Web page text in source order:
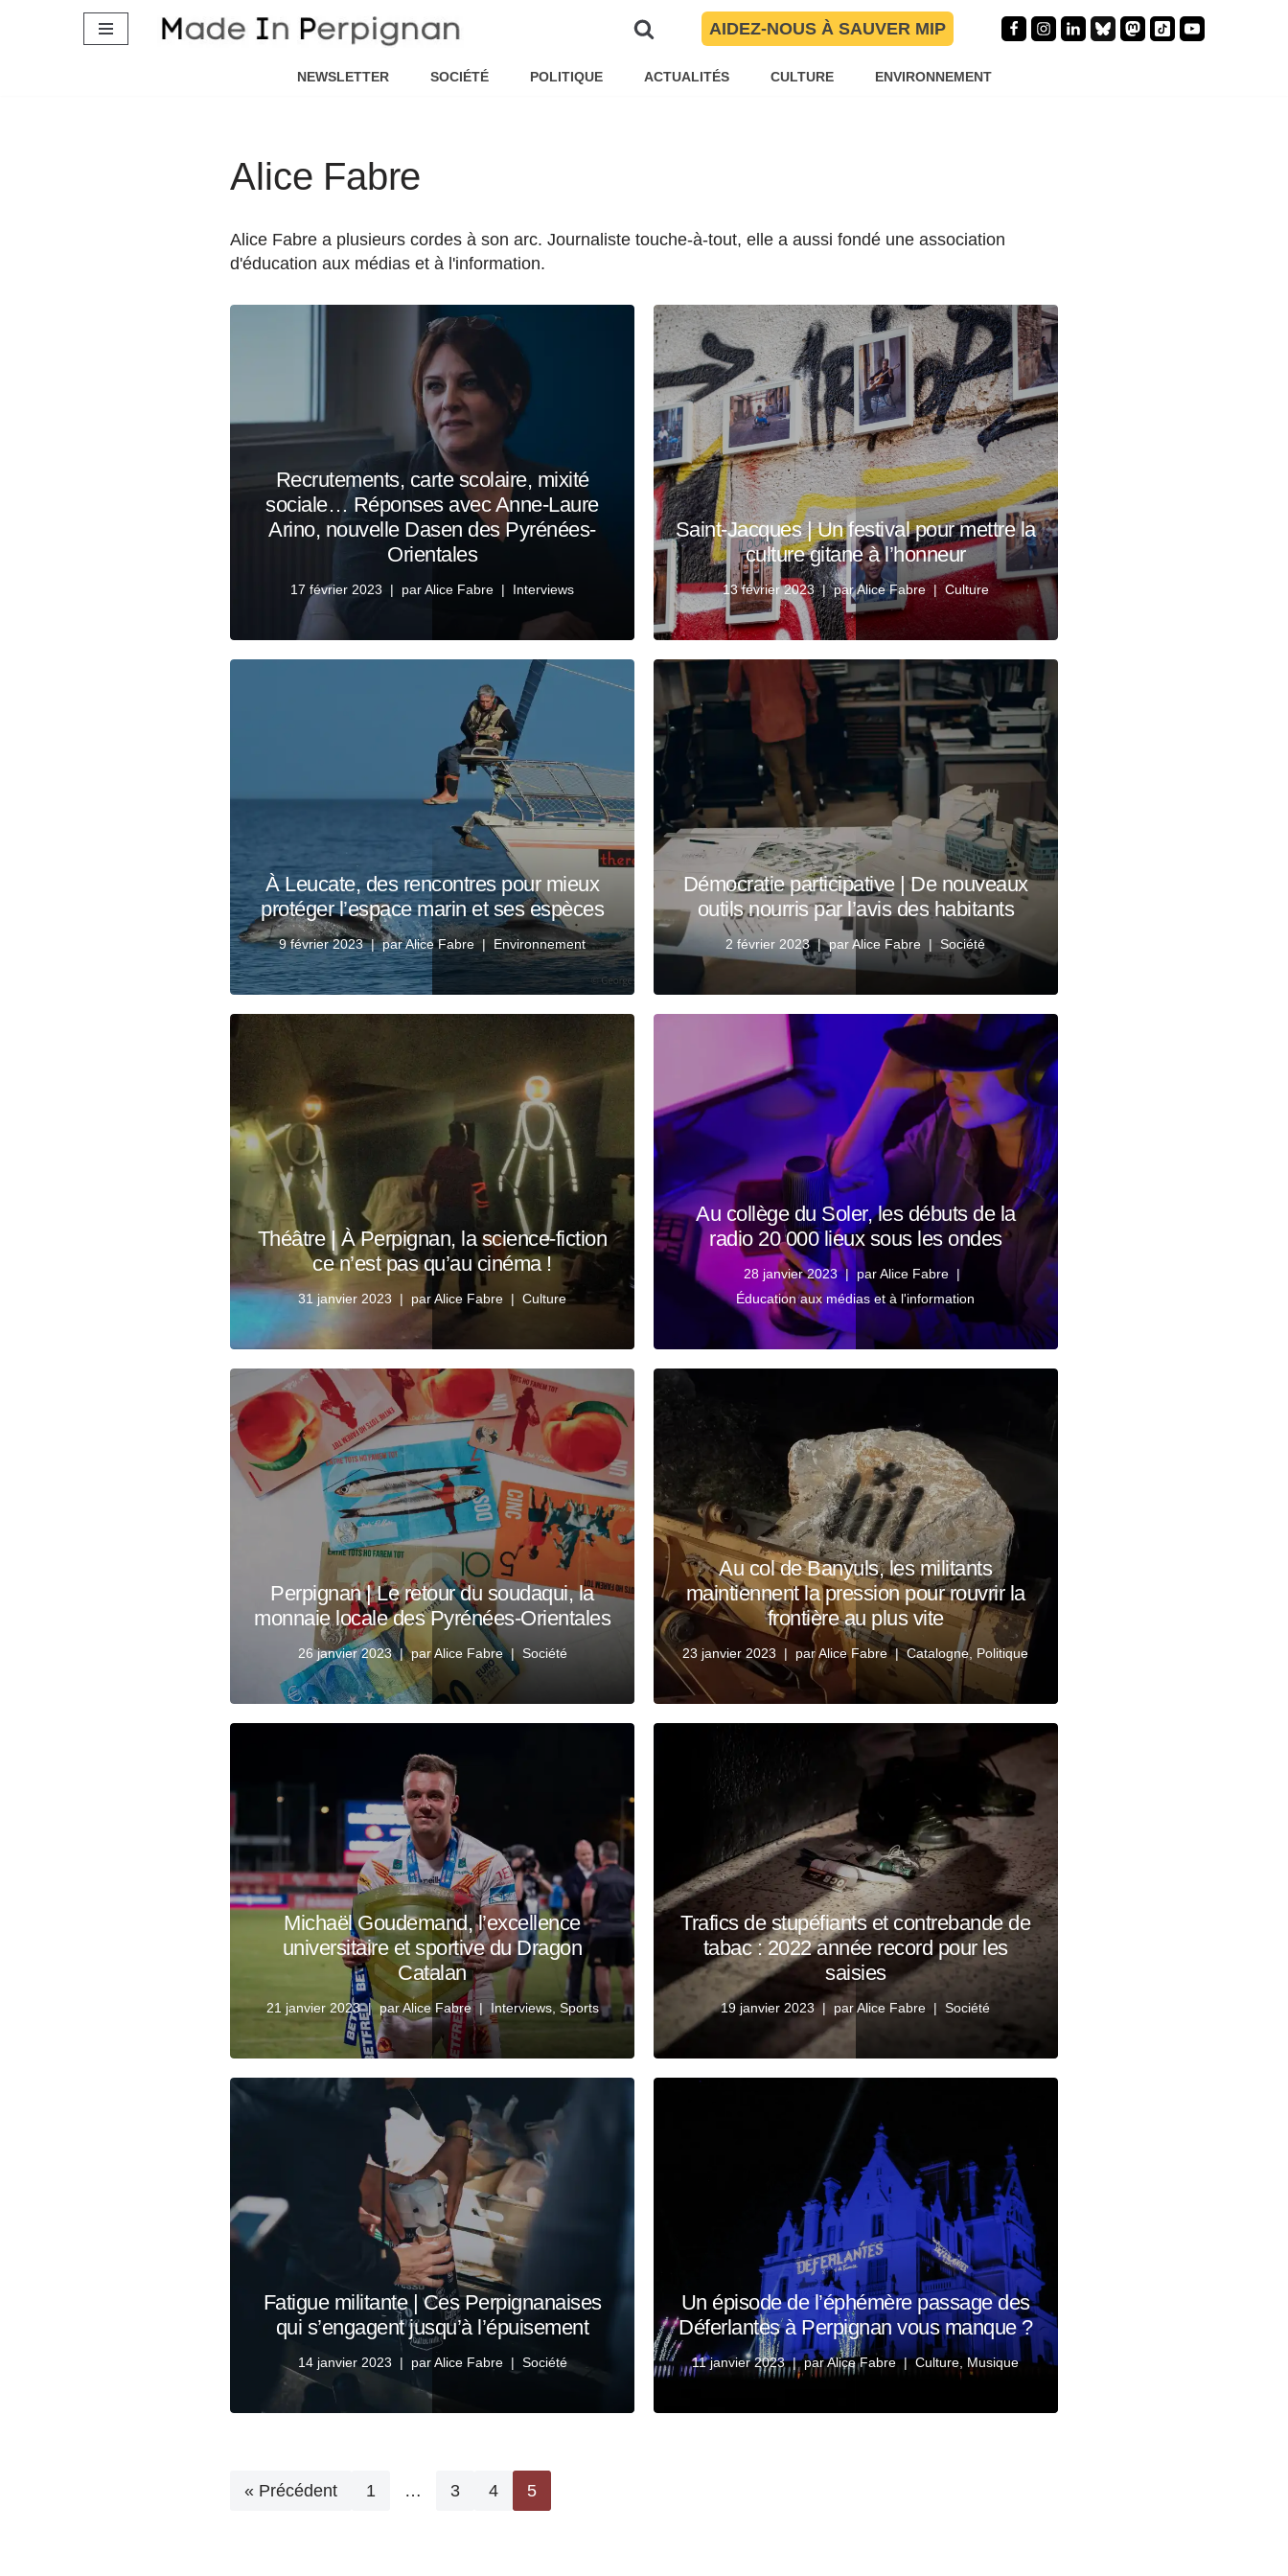
AIDEZ-NOUS À SAUVER MIP
NEWSLETTER SOCIÉTÉ POLITIQUE ACTUALITÉS CULTURE ENVIRONNEMENT
Alice Fabre
Alice Fabre a plusieurs cordes à son arc. Journaliste touche-à-tout, elle a aussi fondé une association
d'éducation aux médias et à l'information.
Recrutements, carte scolaire, mixité
sociale… Réponses avec Anne-Laure
Arino, nouvelle Dasen des Pyrénées-
Orientales
17 février 2023 parAlice Fabre Interviews
Saint-Jacques | Un festival pour mettre la
culture gitane à l’honneur
13 février 2023 parAlice Fabre Culture
À Leucate, des rencontres pour mieux
protéger l’espace marin et ses espèces
9 février 2023 parAlice Fabre Environnement
Démocratie participative | De nouveaux
outils nourris par l’avis des habitants
2 février 2023 parAlice Fabre Société
Théâtre | À Perpignan, la science-fiction
ce n’est pas qu’au cinéma !
31 janvier 2023 parAlice Fabre Culture
Au collège du Soler, les débuts de la
radio 20 000 lieux sous les ondes
28 janvier 2023 parAlice Fabre
Éducation aux médias et à l'information
Perpignan | Le retour du soudaqui, la
monnaie locale des Pyrénées-Orientales
26 janvier 2023 parAlice Fabre Société
Au col de Banyuls, les militants
maintiennent la pression pour rouvrir la
frontière au plus vite
23 janvier 2023 parAlice Fabre Catalogne Politique
Michaël Goudemand, l’excellence
universitaire et sportive du Dragon
Catalan
21 janvier 2023 parAlice Fabre Interviews, Sports
Trafics de stupéfiants et contrebande de
tabac : 2022 année record pour les
saisies
19 janvier 2023 parAlice Fabre Société
Fatigue militante | Ces Perpignanaises
qui s’engagent jusqu’à l’épuisement
14 janvier 2023 parAlice Fabre Société
Un épisode de l’éphémère passage des
Déferlantes à Perpignan vous manque ?
11 janvier 2023 parAlice Fabre Culture ,Musique
« Précédent 1 … 3 4 5